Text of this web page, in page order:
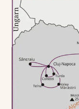
gæster hos
Rumænske
personlige
og oplevelsesrig
familier, spiser
hvordan
bydes vi
gæstfrihed.